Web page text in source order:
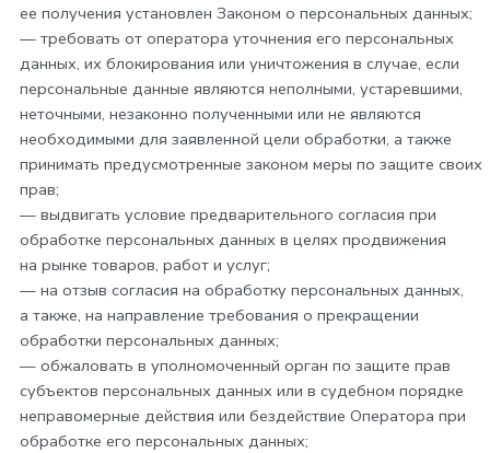
ее получения установлен Законом о персональных данных;
— требовать от оператора уточнения его персональных
данных, их блокирования или уничтожения в случае, если
персональные данные являются неполными, устаревшими,
неточными, незаконно полученными или не являются
необходимыми для заявленной цели обработки, а также
принимать предусмотренные законом меры по защите своих
прав;
— выдвигать условие предварительного согласия при
обработке персональных данных в целях продвижения
на рынке товаров, работ и услуг;
— на отзыв согласия на обработку персональных данных,
а также, на направление требования о прекращении
обработки персональных данных;
— обжаловать в уполномоченный орган по защите прав
субъектов персональных данных или в судебном порядке
неправомерные действия или бездействие Оператора при
обработке его персональных данных;